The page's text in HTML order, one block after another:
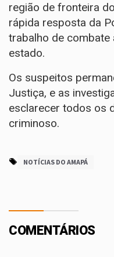
região de fronteira
rápida resposta da
trabalho de
estado.
Os suspeitos
Justiça, e as
esclarecer todos os
criminoso.
NOTÍCIAS DO AMAPÁ
COMENTÁRIOS